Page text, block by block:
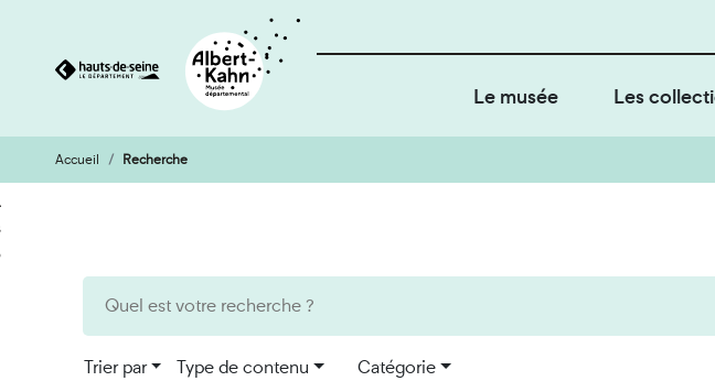
Aller
au
contenu
Aller
à
la
Le musée Les
Accueil Recherche
Trier par Type de contenu Catégorie